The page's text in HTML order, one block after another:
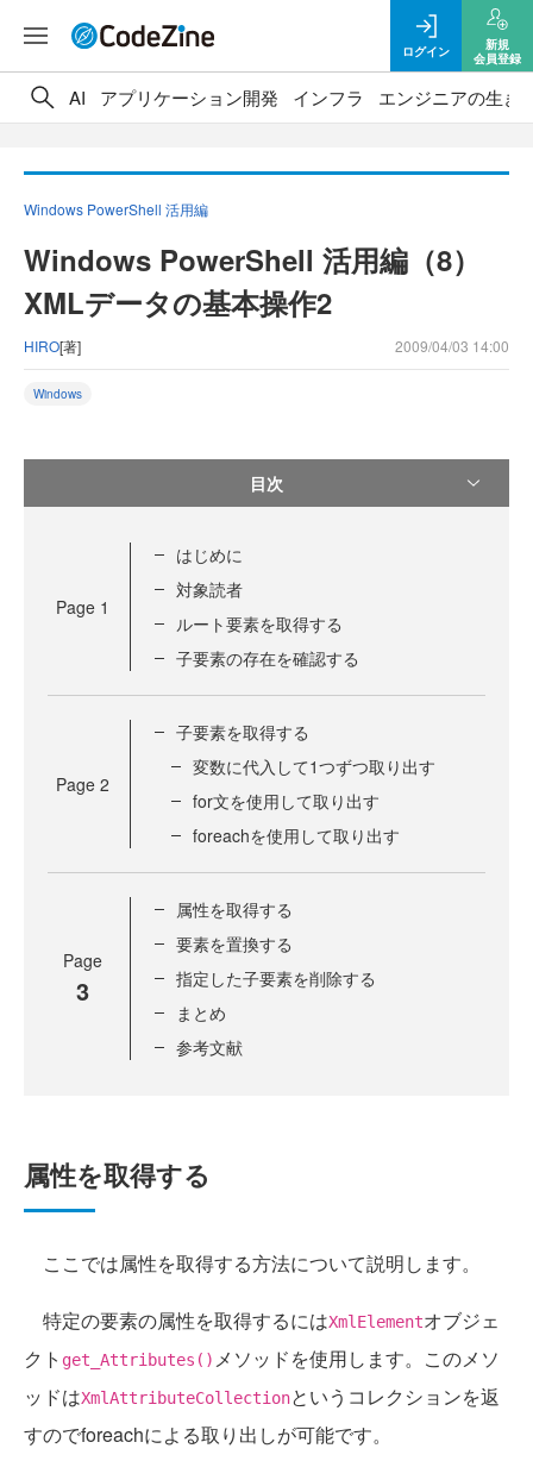
ログイン
新規
会員登録
AI アプリケーション開発 インフラ エンジニアの生き
Windows PowerShell 活用編
Windows PowerShell 活用編（8）
XMLデータの基本操作2
HIRO[著] 2009/04/03 14:00
Windows
目次
Page 1
はじめに
対象読者
ルート要素を取得する
子要素の存在を確認する
Page 2
子要素を取得する
変数に代入して1つずつ取り出す
for文を使用して取り出す
foreachを使用して取り出す
Page
3
属性を取得する
要素を置換する
指定した子要素を削除する
まとめ
参考文献
属性を取得する
ここでは属性を取得する方法について説明します。
特定の要素の属性を取得するにはXmlElementオブジェ
クト get_Attributes() メソッドを使用します。このメソ
ッドはXmlAttributeCollectionというコレクションを返
すのでforeachによる取り出しが可能です。